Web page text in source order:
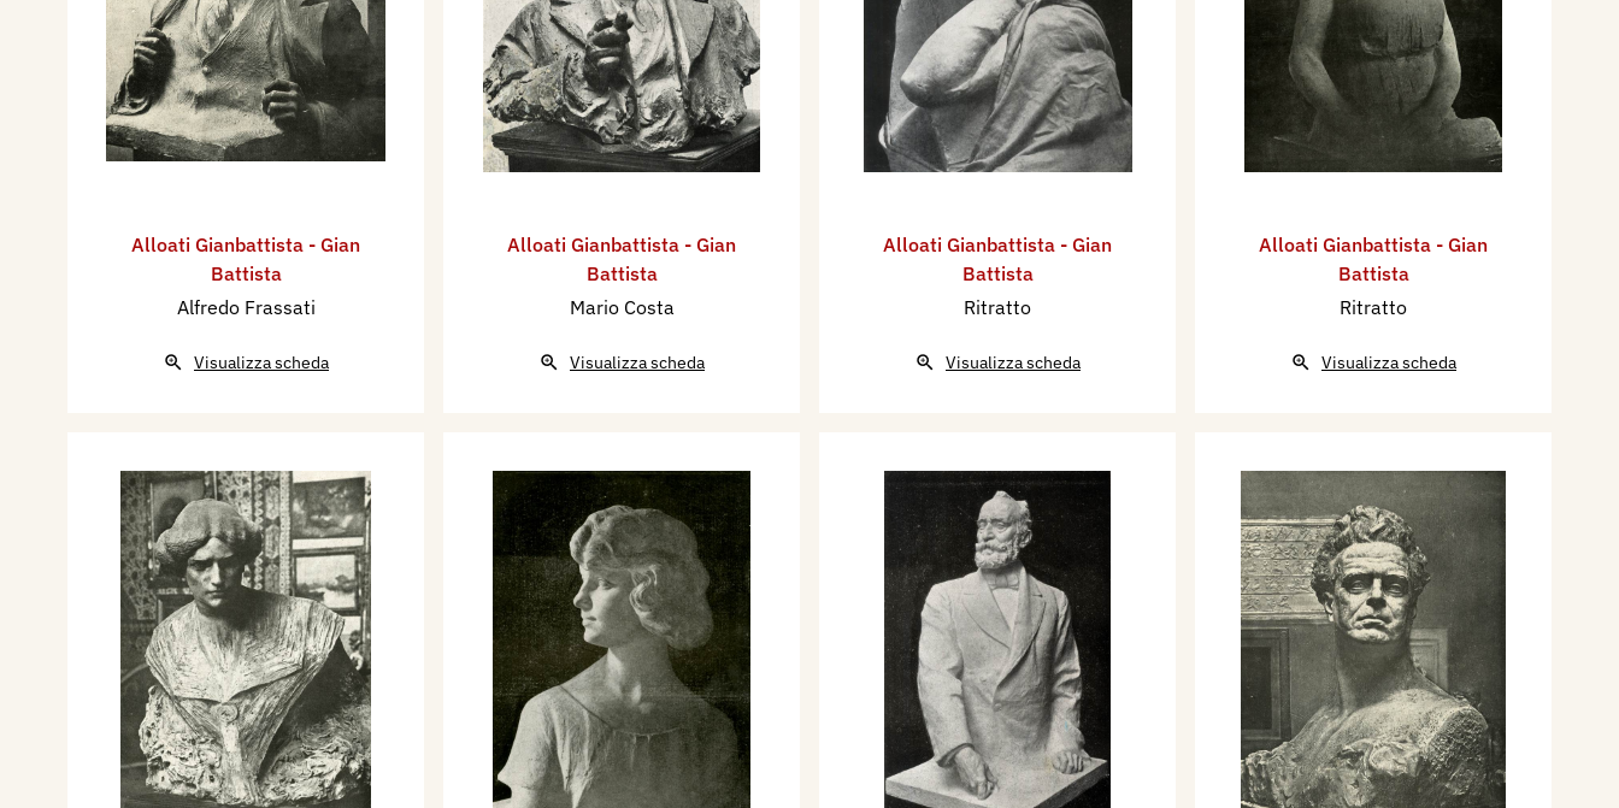
Alloati Gianbattista - Gian
Battista
Alfredo Frassati
Visualizza scheda
Alloati Gianbattista - Gian
Battista
Mario Costa
Visualizza scheda
Alloati Gianbattista - Gian
Battista
Ritratto
Visualizza scheda
Alloati Gianbattista - Gian
Battista
Ritratto
Visualizza scheda